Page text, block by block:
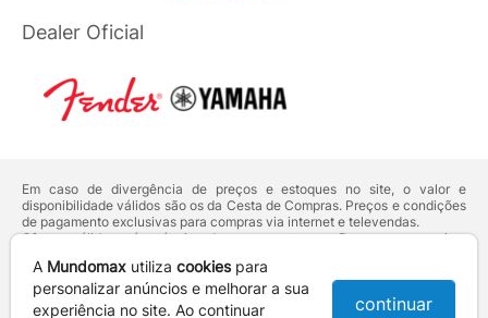
Dealer Oficial
Em caso de divergência de preços e estoques no site, o valor e
disponibilidade válidos são os da Cesta de Compras. Preços e condições
de pagamento exclusivas para compras via internet e televendas.
Ofertas válidas até o término de nossos estoques. Para compras acima
deVenda Corporativa.
Os preços apresentados no site prevalecem sobre outros anunciados em
qualquer outro meio de comunicação ou sites de buscas. Código de
A Mundomax utiliza cookiespara
personalizar anúncios e melhorar a sua
experiência no site. Ao continuar
continuar